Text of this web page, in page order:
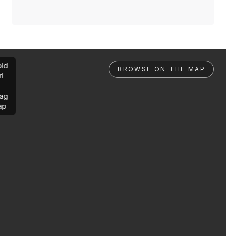
BROWSE ON THE MAP